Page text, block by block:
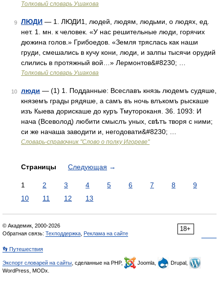
Толковый словарь Ушакова
9 ЛЮДИ — 1. ЛЮДИ1, людей, людям, людьми, о людях, ед.
нет. 1. мн. к человек. «У нас решительные люди, горячих
дюжина голов.» Грибоедов. «Земля тряслась как наши
груди, смешались в кучу кони, люди, и залпы тысячи орудий
слились в протяжный вой…» Лермонтов&#8230; …
Толковый словарь Ушакова
10 люди — (1) 1. Подданные: Всеславъ князь людемъ судяше,
княземъ грады рядяше, а самъ въ ночь влъкомъ рыскаше
изъ Кыева дорискаше до куръ Тмутороканя. 36. 1093: И
нача (Всеволод) любити смыслъ уных, свѣтъ творя с ними;
си же начаша заводити и, негодовати&#8230; …
Словарь-справочник "Слово о полку Игореве"
Страницы Следующая →
1 2 3 4 5 6 7 8
9
10
11 12 13
18+
© Академик, 2000-2026
Обратная связь: Техподдержка Реклама на сайте
👣 Путешествия
Экспорт словарей на сайты , сделанные на PHP, Joomla,
Drupal,
WordPress, MODx.